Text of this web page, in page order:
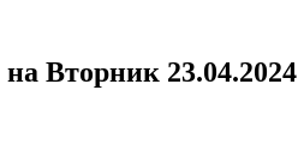
на Вторник 23.04.2024